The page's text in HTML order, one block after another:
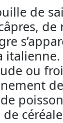
de
de
ou
de